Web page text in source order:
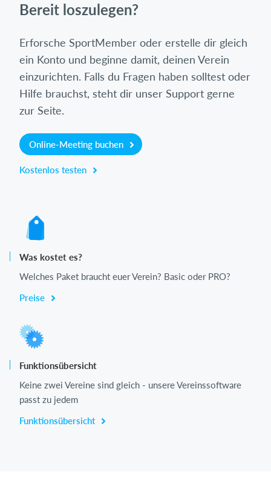
Bereit loszulegen?
Erforsche SportMember oder erstelle dir gleich
ein Konto und beginne damit, deinen Verein
einzurichten. Falls du Fragen haben solltest oder
Hilfe brauchst, steht dir unser Support gerne
zur Seite.
Online-Meeting buchen
Kostenlos testen
Was kostet es?
Welches Paket braucht euer Verein? Basic oder PRO?
Preise
Funktionsübersicht
Keine zwei Vereine sind gleich - unsere Vereinssoftware
passt zu jedem
Funktionsübersicht